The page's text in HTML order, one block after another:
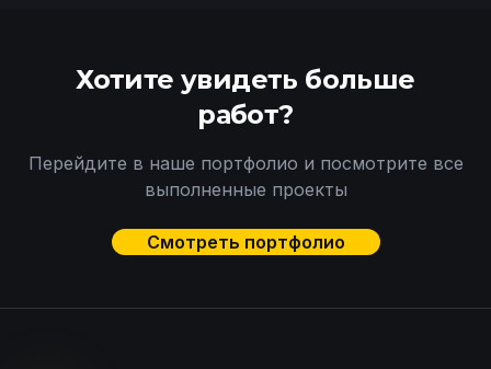
Хотите увидеть больше
работ?
Перейдите в наше портфолио и посмотрите все
выполненные проекты
Смотреть портфолио